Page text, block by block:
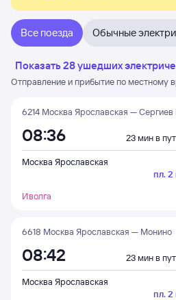
Все поезда Обычные
Показать 28 ушедших
Отправление и прибытие по местному
6214 Москва Ярославская — Сергиев
08:36 23 мин в
Москва Ярославская
пл. 2
Иволга
6618 Москва Ярославская — Монино
08:42 23 мин в
Москва Ярославская
пл. 2